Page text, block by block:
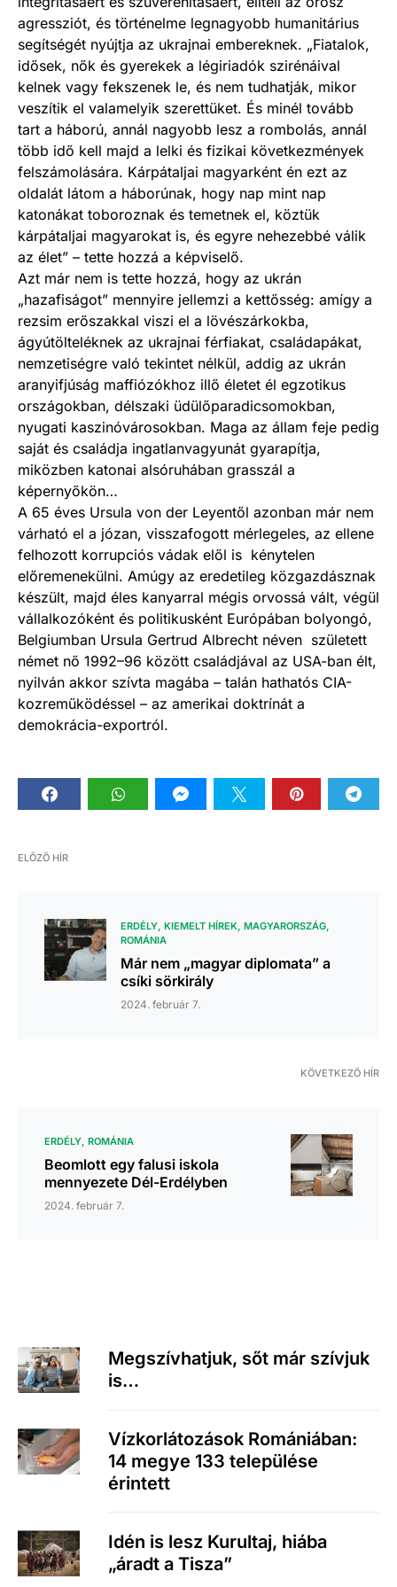
agressziót, és történelme legnagyobb humanitárius
segítségét nyújtja az ukrajnai embereknek. „Fiatalok,
idősek, nők és gyerekek a légiriadók szirénáival
kelnek vagy fekszenek le, és nem tudhatják, mikor
veszítik el valamelyik szerettüket. És minél tovább
tart a háború, annál nagyobb lesz a rombolás, annál
több idő kell majd a lelki és fizikai következmények
felszámolására. Kárpátaljai magyarként én ezt az
oldalát látom a háborúnak, hogy nap mint nap
katonákat toboroznak és temetnek el, köztük
kárpátaljai magyarokat is, és egyre nehezebbé válik
az élet” – tette hozzá a képviselő.
Azt már nem is tette hozzá, hogy az ukrán
„hazafiságot” mennyire jellemzi a kettősség: amígy a
rezsim erőszakkal viszi el a lövészárkokba,
ágyútölteléknek az ukrajnai férfiakat, családapákat,
nemzetiségre való tekintet nélkül, addig az ukrán
aranyifjúság maffiózókhoz illő életet él egzotikus
országokban, délszaki üdülőparadicsomokban,
nyugati kaszinóvárosokban. Maga az állam feje pedig
saját és családja ingatlanvagyunát gyarapítja,
miközben katonai alsóruhában grasszál a
képernyőkön…
A 65 éves Ursula von der Leyentől azonban már nem
várható el a józan, visszafogott mérlegeles, az ellene
felhozott korrupciós vádak elől is kénytelen
előremenekülni. Amúgy az eredetileg közgazdásznak
készült, majd éles kanyarral mégis orvossá vált, végül
vállalkozóként és politikusként Európában bolyongó,
Belgiumban Ursula Gertrud Albrecht néven született
német nő 1992–96 között családjával az USA-ban élt,
nyilván akkor szívta magába – talán hathatós CIA-
kozreműködéssel – az amerikai doktrínát a
demokrácia-exportról.
ELŐZŐ HÍR
ERDÉLY KIEMELT HÍREK MAGYARORSZÁG
ROMÁNIA
Már nem „magyar diplomata” a
csíki sörkirály
2024. február 7.
KÖVETKEZŐ HÍR
ERDÉLY ROMÁNIA
Beomlott egy falusi iskola
mennyezete Dél-Erdélyben
2024. február 7.
Megszívhatjuk, sőt már szívjuk
is…
Vízkorlátozások Romániában:
14 megye 133 települése
érintett
Idén is lesz Kurultaj, hiába
„áradt a Tisza”